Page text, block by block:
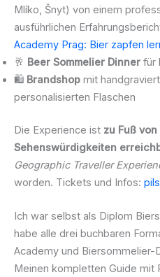
Mlíko, Šnyt) von einem
ausführlichen
Academy Prag: Bier zapfen
🥂 Beer Sommelier Dinner für
🛍️ Brandshop mit
personalisierten Flaschen
Die Experience ist zu Fuß
Sehenswürdigkeiten
Geographic Traveller
worden. Tickets und Infos:
Ich war selbst als Diplom
habe alle drei buchbaren
Academy und Biersommelier-
Meinen kompletten Guide mit